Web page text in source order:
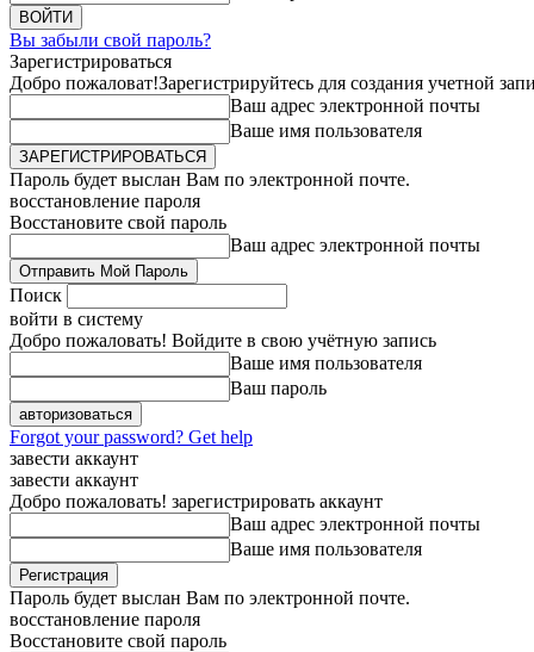
Вы забыли свой пароль?
Зарегистрироваться
Добро пожаловат!Зарегистрируйтесь для создания учетной
Ваш адрес электронной почты
Ваше имя пользователя
Пароль будет выслан Вам по электронной почте.
восстановление пароля
Восстановите свой пароль
Ваш адрес электронной почты
Поиск
войти в систему
Добро пожаловать! Войдите в свою учётную запись
Ваше имя пользователя
Ваш пароль
Forgot your password? Get help
завести аккаунт
завести аккаунт
Добро пожаловать! зарегистрировать аккаунт
Ваш адрес электронной почты
Ваше имя пользователя
Пароль будет выслан Вам по электронной почте.
восстановление пароля
Восстановите свой пароль